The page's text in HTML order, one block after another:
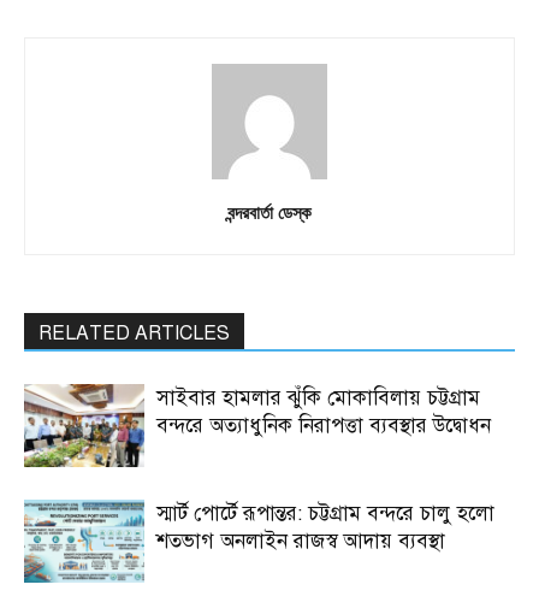
বন্দরবার্তা ডেস্ক
RELATED ARTICLES
সাইবার হামলার ঝুঁকি মোকাবিলায় চট্টগ্রাম
বন্দরে অত্যাধুনিক নিরাপত্তা ব্যবস্থার উদ্বোধন
স্মার্ট পোর্টে রূপান্তর: চট্টগ্রাম বন্দরে চালু হলো
শতভাগ অনলাইন রাজস্ব আদায় ব্যবস্থা